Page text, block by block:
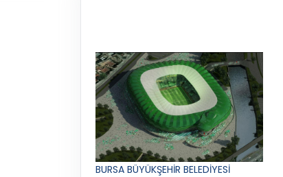
BURSA BÜYÜKŞEHİR BELEDİYESİ